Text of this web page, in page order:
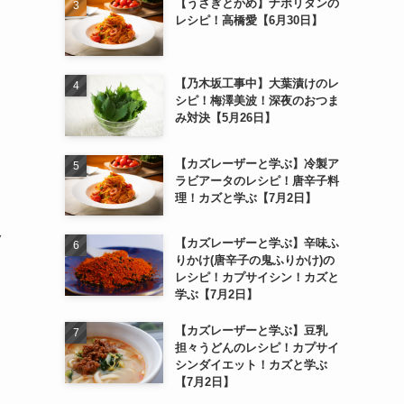
【うさぎとかめ】ナポリタンの
レシピ！高橋愛【6月30日】
【乃木坂工事中】大葉漬けのレ
シピ！梅澤美波！深夜のおつま
み対決【5月26日】
【カズレーザーと学ぶ】冷製ア
ラビアータのレシピ！唐辛子料
理！カズと学ぶ【7月2日】
【カズレーザーと学ぶ】辛味ふ
りかけ(唐辛子の鬼ふりかけ)の
レシピ！カプサイシン！カズと
学ぶ【7月2日】
【カズレーザーと学ぶ】豆乳
担々うどんのレシピ！カプサイ
シンダイエット！カズと学ぶ
【7月2日】